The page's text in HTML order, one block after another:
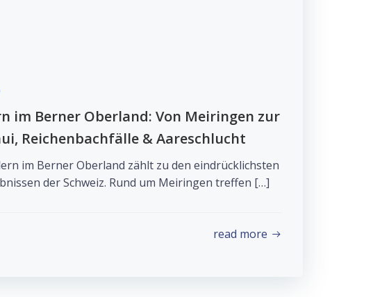
im Berner Oberland: Von Meiringen zur
Reichenbachfälle & Aareschlucht
im Berner Oberland zählt zu den eindrücklichsten
der Schweiz. Rund um Meiringen treffen […]
read more